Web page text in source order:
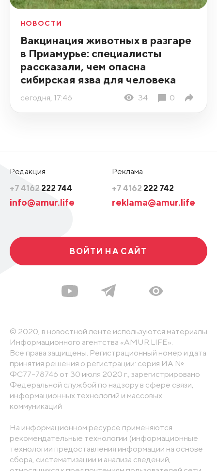
НОВОСТИ
Вакцинация животных в разгаре
в Приамурье: специалисты
рассказали, чем опасна
сибирская язва для человека
сегодня, 17:46 34 0
Редакция
+7 4162 222 744
info@amur.life
Реклама
+7 4162 222 742
reklama@amur.life
ВОЙТИ НА САЙТ
© 2020, в новостной ленте используются материалы
Информационного агентства «AMUR.LIFE».
Все права защищены. Регистрационный номер и дата
принятия решения о регистрации: серия ИА №
ФС77-78746 от 30 июля 2020 г., зарегистрировано
Федеральной службой по надзору в сфере связи,
информационных технологий и массовых
коммуникаций
На информационном ресурсе применяются
рекомендательные технологии (информационные
технологии предоставления информации на основе
сбора, систематизации и анализа сведений,